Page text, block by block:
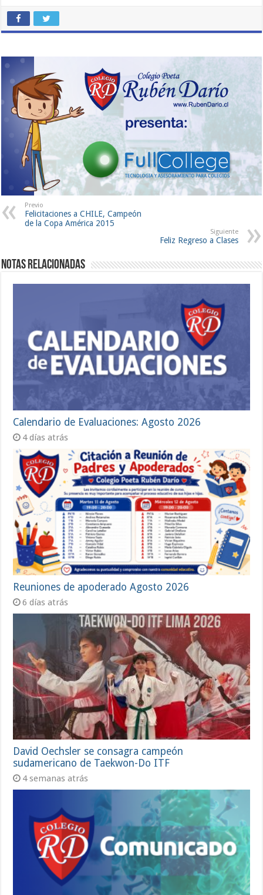
Previo
Felicitaciones a CHILE, Campeón
de la Copa América 2015
Siguiente
Feliz Regreso a Clases
Notas Relacionadas
Calendario de Evaluaciones: Agosto 2026
4 días atrás
Reuniones de apoderado Agosto 2026
6 días atrás
David Oechsler se consagra campeón
sudamericano de Taekwon-Do ITF
4 semanas atrás